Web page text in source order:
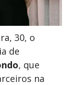
30, o
de
, que
na